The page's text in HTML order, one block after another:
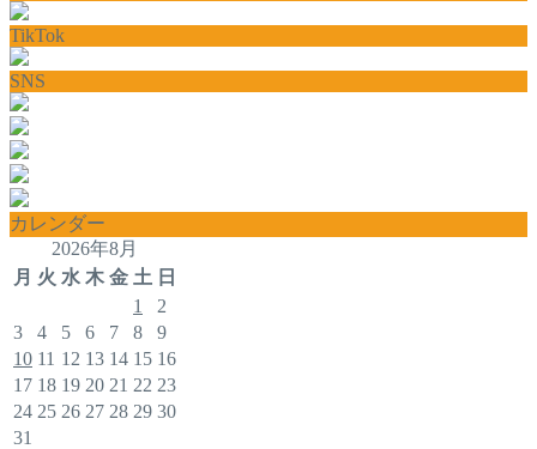
TikTok
SNS
カレンダー
2026年8月
月 火 水 木 金 土 日
1
2
3
4 5 6 7 8
9
10 11 12 13 14 15 16
17 18 19 20 21 22 23
24 25 26 27 28 29 30
31